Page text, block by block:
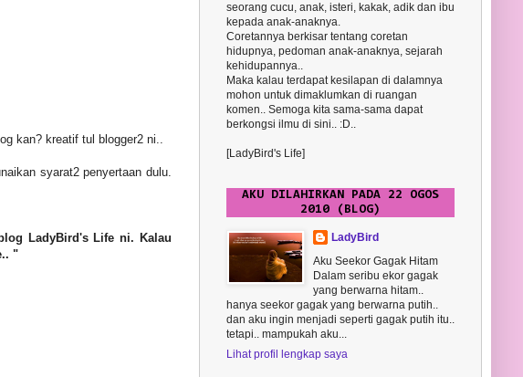
kan? kreatif tul blogger2 ni..
syarat2 penyertaan dulu.
LadyBird's Life ni. Kalau
"
seorang cucu, anak, isteri, kakak, adik dan ibu
kepada anak-anaknya.
Coretannya berkisar tentang coretan
hidupnya, pedoman anak-anaknya, sejarah
kehidupannya..
Maka kalau terdapat kesilapan di dalamnya
mohon untuk dimaklumkan di ruangan
komen.. Semoga kita sama-sama dapat
berkongsi ilmu di sini.. :D..
[LadyBird's Life]
AKU DILAHIRKAN PADA 22 OGOS
2010 (BLOG)
LadyBird
Aku Seekor Gagak Hitam
Dalam seribu ekor gagak
yang berwarna hitam..
hanya seekor gagak yang berwarna putih..
dan aku ingin menjadi seperti gagak putih itu..
tetapi.. mampukah aku...
Lihat profil lengkap saya